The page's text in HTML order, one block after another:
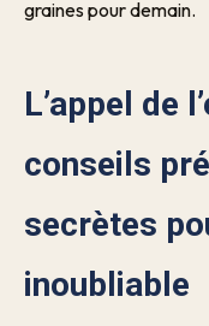
graines pour demain.
L’appel de
conseils
secrètes
inoubliable